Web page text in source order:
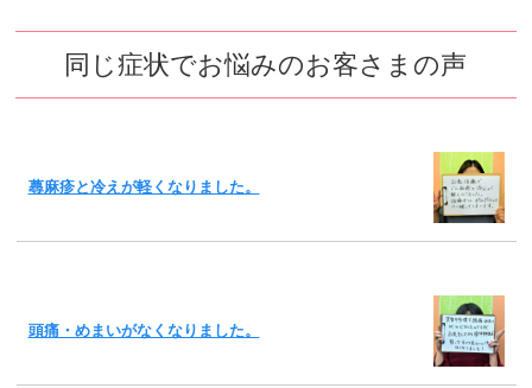
同じ症状でお悩みのお客さまの声
蕁麻疹と冷えが軽くなりました。
頭痛・めまいがなくなりました。